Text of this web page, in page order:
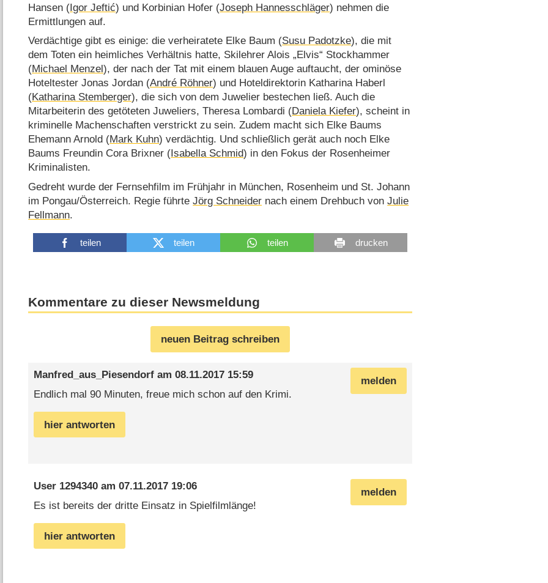
Hansen (Igor Jeftić) und Korbinian Hofer (Joseph Hannesschläger) nehmen die
Ermittlungen auf.
Verdächtige gibt es einige: die verheiratete Elke Baum (Susu Padotzke), die mit
dem Toten ein heimliches Verhältnis hatte, Skilehrer Alois „Elvis“ Stockhammer
(Michael Menzel), der nach der Tat mit einem blauen Auge auftaucht, der ominöse
Hoteltester Jonas Jordan (André Röhner) und Hoteldirektorin Katharina Haberl
(Katharina Stemberger), die sich von dem Juwelier bestechen ließ. Auch die
Mitarbeiterin des getöteten Juweliers, Theresa Lombardi (Daniela Kiefer), scheint in
kriminelle Machenschaften verstrickt zu sein. Zudem macht sich Elke Baums
Ehemann Arnold (Mark Kuhn) verdächtig. Und schließlich gerät auch noch Elke
Baums Freundin Cora Brixner (Isabella Schmid) in den Fokus der Rosenheimer
Kriminalisten.
Gedreht wurde der Fernsehfilm im Frühjahr in München, Rosenheim und St. Johann
im Pongau/​Österreich. Regie führteJörg Schneider nach einem Drehbuch vonJulie
Fellmann.
teilen teilen teilen drucken
Kommentare zu dieser Newsmeldung
neuen Beitrag schreiben
melden
Manfred_aus_Piesendorfam 08.11.2017 15:59
Endlich mal 90 Minuten, freue mich schon auf den Krimi.
hier antworten
melden
User 1294340am 07.11.2017 19:06
Es ist bereits der dritte Einsatz in Spielfilmlänge!
hier antworten